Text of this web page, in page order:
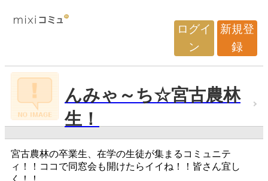
ログイ
ン
新規登
録
んみゃ～ち☆宮古農林
生！
宮古農林の卒業生、在学の生徒が集まるコミュニテ
ィ！！ココで同窓会も開けたらイイね！！皆さん宜し
く！！